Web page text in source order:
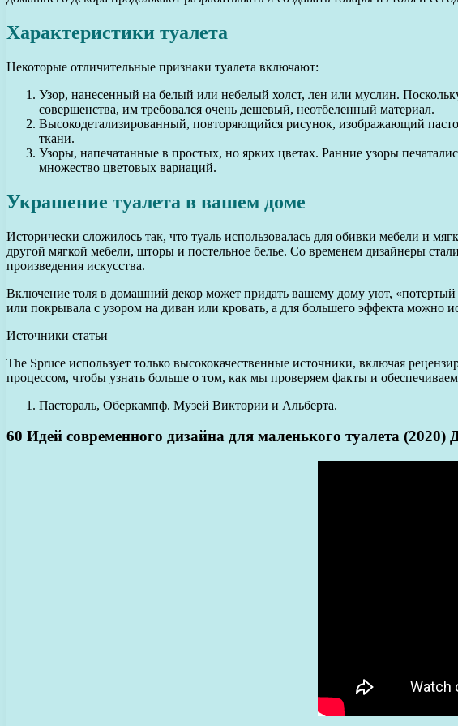
Характеристики туалета
Некоторые отличительные признаки туалета включают:
Узор, нанесенный на белый или небелый холст, лен или муслин.
совершенства, им требовался очень дешевый, неотбеленный материал.
Высокодетализированный, повторяющийся рисунок, изображающий
ткани.
Узоры, напечатанные в простых, но ярких цветах. Ранние узоры
множество цветовых вариаций.
Украшение туалета в вашем доме
Исторически сложилось так, что туаль использовалась для обивки мебели и
другой мягкой мебели, шторы и постельное белье. Со временем дизайнеры
произведения искусства.
Включение толя в домашний декор может придать вашему дому уют,
или покрывала с узором на диван или кровать, а для большего эффекта можно
Источники статьи
The Spruce использует только высококачественные источники, включая
процессом, чтобы узнать больше о том, как мы проверяем факты и
Пастораль, Оберкампф. Музей Виктории и Альберта.
60 Идей современного дизайна для маленького туалета